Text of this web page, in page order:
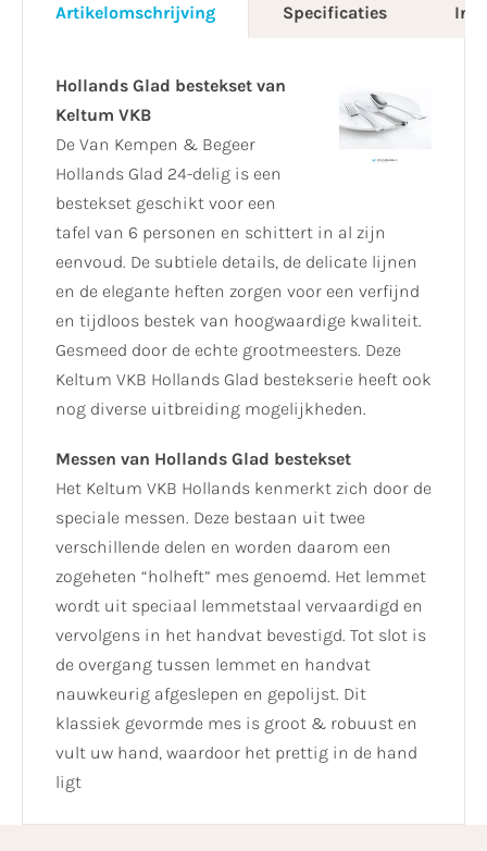
Artikelomschrijving Specificaties
Hollands Glad bestekset van
Keltum VKB
De Van Kempen & Begeer
Hollands Glad 24-delig is een
bestekset geschikt voor een
tafel van 6 personen en schittert in al zijn
eenvoud. De subtiele details, de delicate lijnen
en de elegante heften zorgen voor een verfijnd
en tijdloos bestek van hoogwaardige kwaliteit.
Gesmeed door de echte grootmeesters. Deze
Keltum VKB Hollands Glad bestekserie heeft ook
nog diverse uitbreiding mogelijkheden.
Messen van Hollands Glad bestekset
Het Keltum VKB Hollands kenmerkt zich door de
speciale messen. Deze bestaan uit twee
verschillende delen en worden daarom een
zogeheten “holheft” mes genoemd. Het lemmet
wordt uit speciaal lemmetstaal vervaardigd en
vervolgens in het handvat bevestigd. Tot slot is
de overgang tussen lemmet en handvat
nauwkeurig afgeslepen en gepolijst. Dit
klassiek gevormde mes is groot & robuust en
vult uw hand, waardoor het prettig in de hand
ligt